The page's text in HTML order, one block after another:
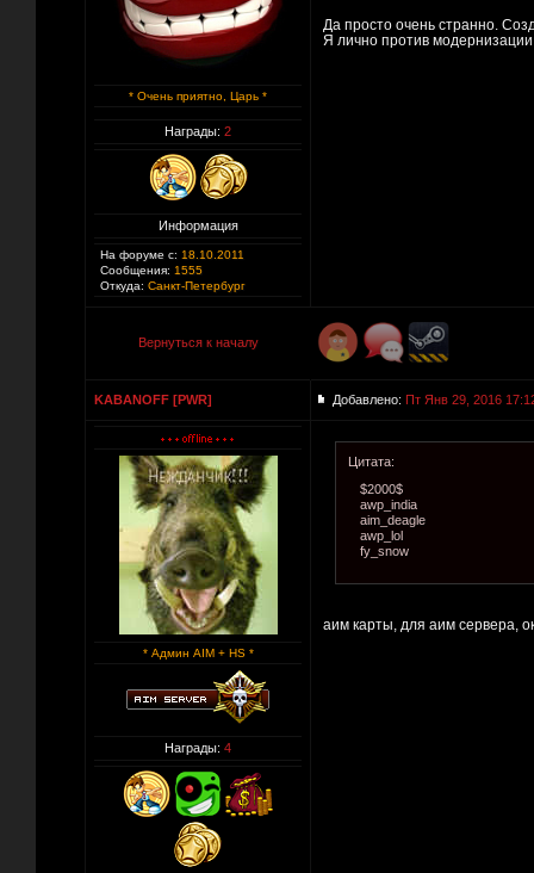
* Очень приятно, Царь *
Награды: 2
Информация
На форуме с: 18.10.2011
Сообщения: 1555
Откуда: Санкт-Петербург
Да просто очень странно.
Я лично против
Вернуться к началу
KABANOFF [PWR] Добавлено: Пт Янв 29, 2016
* Админ AIM + HS *
Награды: 4
Цитата:
$2000$
awp_india
aim_deagle
awp_lol
fy_snow
аим карты, для аим сервера,